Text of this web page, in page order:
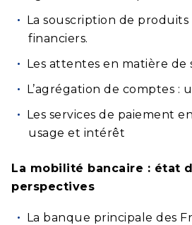
La souscription de produits
financiers.
Les attentes en matière de
L’agrégation de comptes :
Les services de paiement
usage et intérêt
La mobilité bancaire : état
perspectives
La banque principale des